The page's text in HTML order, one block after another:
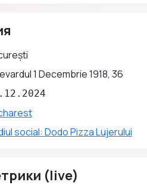
1 Decembrie 1918, 36
social: Dodo Pizza Lujerului
(live)